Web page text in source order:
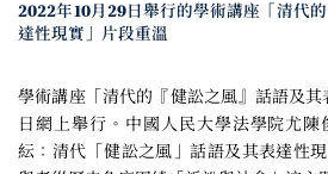
2022年10月29日舉行的學術講座「清代
達性現實」片段重溫
學術講座「清代的『健訟之風』話語及
日網上舉行。中國人民大學法學院尤
紜：清代「健訟之風」話語及其表達性